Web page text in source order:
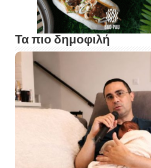
Τα πιο δημοφιλή